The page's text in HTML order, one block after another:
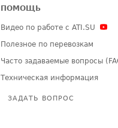
ПОМОЩЬ
Видео по работе с ATI.SU
Полезное по перевозкам
Часто задаваемые вопросы
Техническая информация
ЗАДАТЬ ВОПРОС